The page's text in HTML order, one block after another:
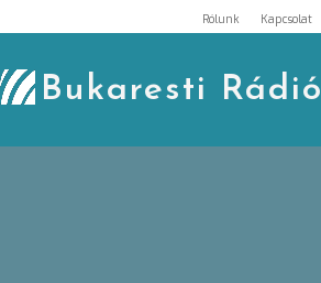
to
content
Rólunk Kapcsolat
Bukaresti Rádió